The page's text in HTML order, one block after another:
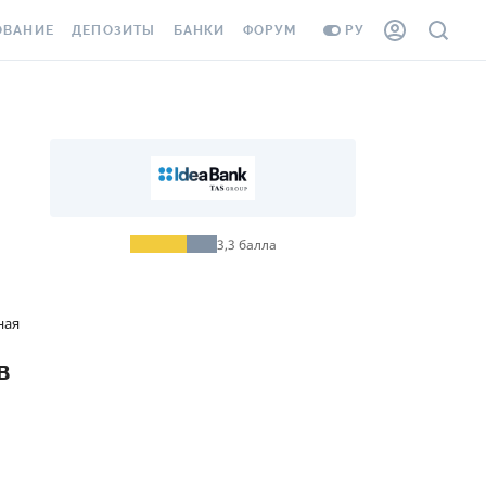
РУ
ЗАГРАНИЦУ
ВИНЬЕТКА
СОТРУДНИКОВ
ДЕПОЗИТЫ
ДЕПОЗИТЫ В EUR
БАНКИ
МИКРОФИНАНСОВЫЕ
ОРГАНИЗАЦИИ
ОТЗЫВЫ ОБ МФО
ФОРУМ
3,3 балла